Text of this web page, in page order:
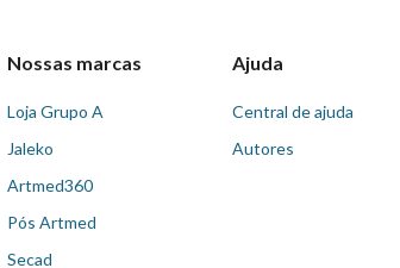
Nossas marcas
Loja Grupo A
Jaleko
Artmed360
Pós Artmed
Secad
Ajuda
Central de ajuda
Autores